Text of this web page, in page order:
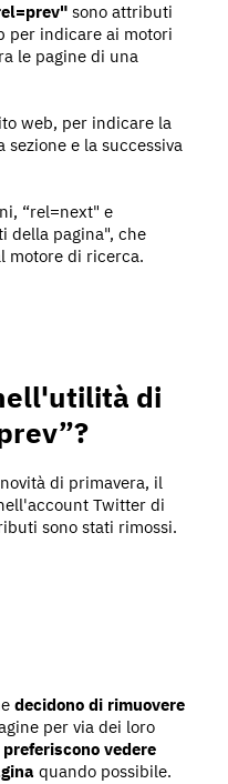
sono attributi
per indicare ai motori
le pagine di una
web, per indicare la
e la successiva
“rel=next" e
della pagina", che
motore di ricerca.
di
di primavera, il
Twitter di
sono stati rimossi.
decidono di rimuovere
per via dei loro
vedere
quando possibile.